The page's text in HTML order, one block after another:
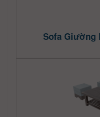
Sofa Giường